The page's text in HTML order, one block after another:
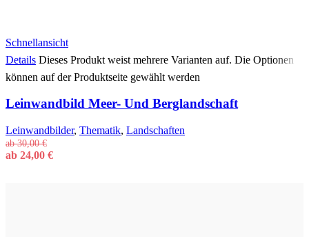
Schnellansicht
Details Dieses Produkt weist mehrere Varianten auf. Die Optionen
können auf der Produktseite gewählt werden
Leinwandbild Meer- Und Berglandschaft
Leinwandbilder, Thematik, Landschaften
ab30,00€
ab 24,00 €